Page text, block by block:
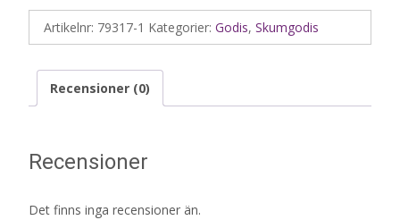
Artikelnr: 79317-1 Kategorier: Godis, Skumgodis
Recensioner (0)
Recensioner
Det finns inga recensioner än.